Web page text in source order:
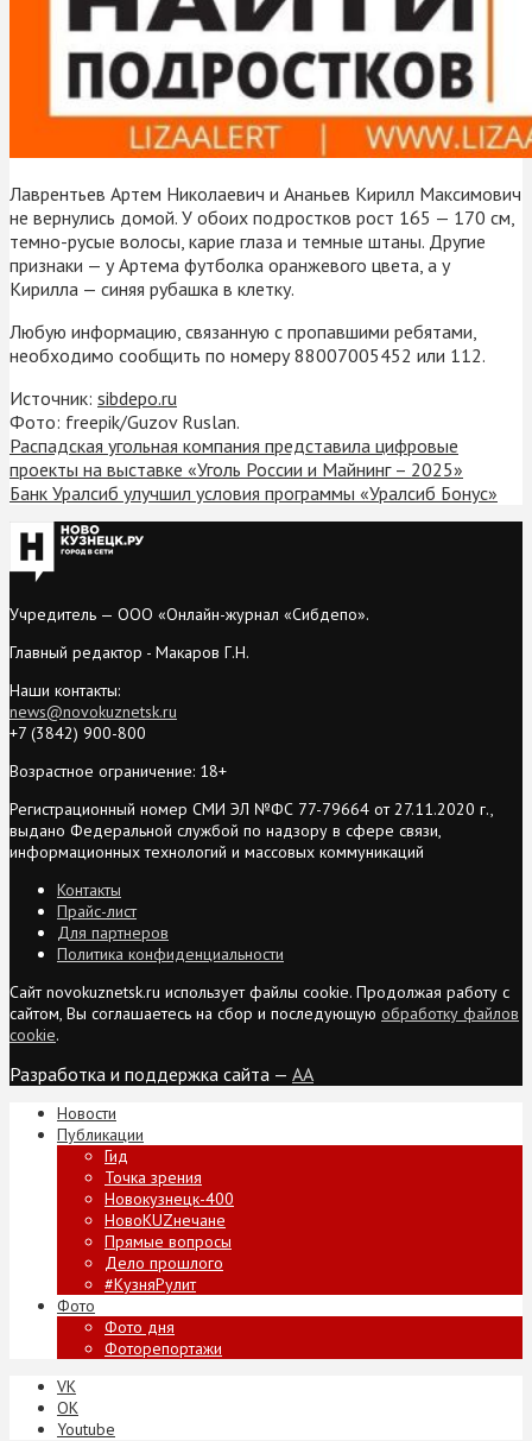
Лаврентьев Артем Николаевич и Ананьев Кирилл Максимович
не вернулись домой. У обоих подростков рост 165 — 170 см,
темно-русые волосы, карие глаза и темные штаны. Другие
признаки — у Артема футболка оранжевого цвета, а у
Кирилла — синяя рубашка в клетку.
Любую информацию, связанную с пропавшими ребятами,
необходимо сообщить по номеру 88007005452 или 112.
Источник: sibdepo.ru
Фото: freepik/Guzov Ruslan.
Распадская угольная компания представила цифровые
проекты на выставке «Уголь России и Майнинг – 2025»
Банк Уралсиб улучшил условия программы «Уралсиб Бонус»
Учредитель — ООО «Онлайн-журнал «Сибдепо».
Главный редактор - Макаров Г.Н.
Наши контакты:
news@novokuznetsk.ru
+7 (3842) 900-800
Возрастное ограничение: 18+
Регистрационный номер СМИ ЭЛ №ФС 77-79664 от 27.11.2020 г.,
выдано Федеральной службой по надзору в сфере связи,
информационных технологий и массовых коммуникаций
Контакты
Прайс-лист
Для партнеров
Политика конфиденциальности
Сайт novokuznetsk.ru использует файлы cookie. Продолжая работу с
сайтом, Вы соглашаетесь на сбор и последующую обработку файлов
cookie.
Разработка и поддержка сайта — AA
Новости
Публикации
Гид
Точка зрения
Новокузнецк-400
НовоKUZнечане
Прямые вопросы
Дело прошлого
#КузняРулит
Фото
Фото дня
Фоторепортажи
VK
ОК
Youtube